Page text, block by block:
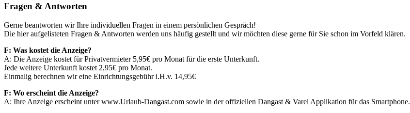
Fragen & Antworten
Gerne beantworten wir Ihre individuellen Fragen in einem persönlichen Gespräch!
Die hier aufgelisteten Fragen & Antworten werden uns häufig gestellt und wir möchten diese gerne für Sie schon im Vorfeld klären.
F: Was kostet die Anzeige?
A: Die Anzeige kostet für Privatvermieter 5,95€ pro Monat für die erste Unterkunft.
Jede weitere Unterkunft kostet 2,95€ pro Monat.
Einmalig berechnen wir eine Einrichtungsgebühr i.H.v. 14,95€
F: Wo erscheint die Anzeige?
A: Ihre Anzeige erscheint unter www.Urlaub-Dangast.com sowie in der offiziellen Dangast & Varel Applikation für das Smartphone.